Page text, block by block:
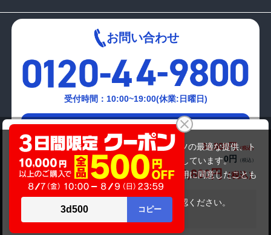
商品価格(税込) 34,800円
オプション小計価格(税込)
0円
商品合計価格(税込)
34,800円
在庫がありません
お問い合わせ
受付時間：10:00~19:00(休業:日曜日)
メールでの
お問い合わせはこちら
当サイトでは利用体験の向上およびコンテンツの最適な提供、ト
ラフィックの分析を目的としてCookieを使用しています。
サイトの閲覧を継続された場合、Cookieの利用に同意したことも
のといたします。
をご確認ください。
承諾する